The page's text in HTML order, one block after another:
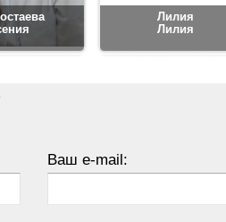
Лилия
Лилия
Ваш e-mail: